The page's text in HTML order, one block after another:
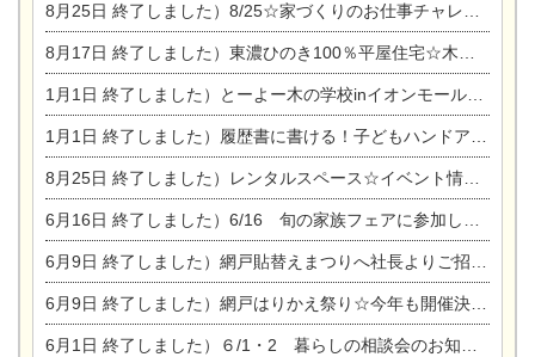
8月25日 終了しました）8/25☆家づくりのお仕事チャレンジ
8月17日 終了しました）東濃ひのき100％平屋住宅☆木の家完成見学会
1月1日 終了しました）とーよー木の学校inイオンモール木曽川
1月1日 終了しました）履歴書に書ける！子どもハンドアロマ講座☆
8月25日 終了しました）レンタルスペース☆イベント情報☆チャイルドアロマセラピスト
6月16日 終了しました）6/16 旬の家族フェアに参加します☆
6月9日 終了しました）網戸貼替えまつりへ社長よりご招待です♪
6月9日 終了しました）網戸はりかえ祭り☆今年も開催決定！
6月1日 終了しました）６/1・2 暮らしの相談会のお知らせ